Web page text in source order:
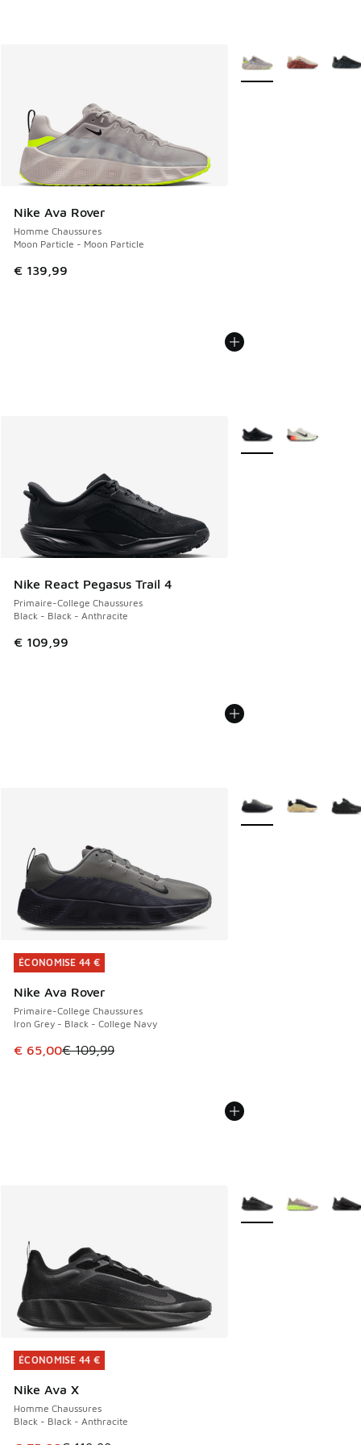
Nike Ava Rover
Homme Chaussures
Moon Particle - Moon Particle
€ 139,99
Plus de couleurs
Nike React Pegasus Trail 4
Primaire-College Chaussures
Black - Black - Anthracite
€ 109,99
Plus de couleurs
ÉCONOMISE 44 €
Nike Ava Rover
Primaire-College Chaussures
Iron Grey - Black - College Navy
Cet article est en promotion. Prix en baisse de € 109,99 à
€ 65,00€ 109,99
ÉCONOMISE 44 €
Plus de couleurs
ÉCONOMISE 44 €
Nike Ava X
Homme Chaussures
Black - Black - Anthracite
ÉCONOMISE 44 €
Plus de couleurs